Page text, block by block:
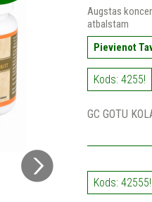
Augstas
atbalstam
Pievienot
Kods: 4255!
GC GOTU
Kods: 42555!